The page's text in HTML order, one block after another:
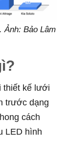
Ảnh: Bảo Lâm
thiết kế lưới
trước dạng
cách
LED hình